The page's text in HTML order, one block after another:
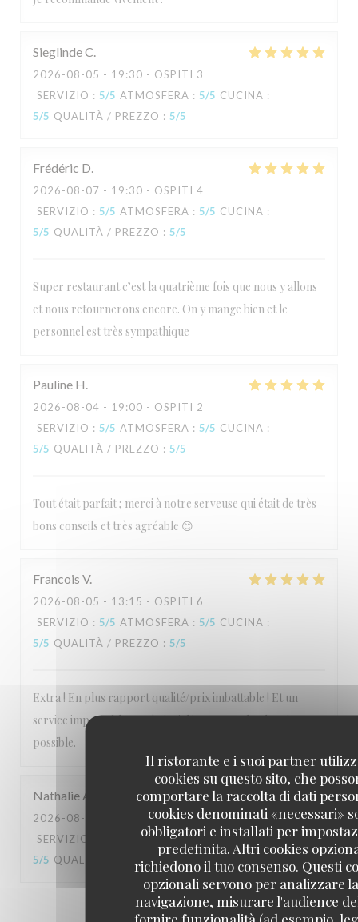
Il ristorante e i suoi partner
cookies su questo sito, che
comportare la raccolta di dati
cookies denominati «necessari»
obbligatori e installati per
predefinita. Altri cookies
richiedono il tuo consenso. Questi
opzionali servono per analizzare
navigazione, misurare l'audience
fornire funzionalità (ad esempio,
SieglindeC
2026-08-05 - 19:30 - OSPITI 3
SERVIZIO : 5/5 ATMOSFERA : 5/5 CUCINA :
5/5 QUALITÀ / PREZZO : 5/5
Frédéric D
2026-08-07 - 19:30 - OSPITI 4
SERVIZIO : 5/5 ATMOSFERA : 5/5 CUCINA :
5/5 QUALITÀ / PREZZO : 5/5
Super restaurant c’est la quatrième fois que nous y allons
et nous retournerons encore. On y mange bien et le
personnel est très sympathique
Pauline H
2026-08-04 - 19:00 - OSPITI 2
SERVIZIO : 5/5 ATMOSFERA : 5/5 CUCINA :
5/5 QUALITÀ / PREZZO : 5/5
Tout était parfait ; merci à notre serveuse qui était de très
bons conseils et très agréable 😊
Francois V
2026-08-05 - 13:15 - OSPITI 6
SERVIZIO : 5/5 ATMOSFERA : 5/5 CUCINA :
5/5 QUALITÀ / PREZZO : 5/5
Extra ! En plus rapport qualité/prix imbattable ! Et un
service impeccable et très jovial ! A essayer le plus vite
possible.
Nathalie A
2026-08-07
- 13:00 - OSPITI 4
SERVIZIO
ATMOSFERA: 5/5 CUCINA:
5/5 QUALITÀ / PREZZO: 5/5
1 2 3